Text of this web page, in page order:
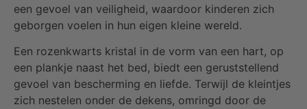
een gevoel van veiligheid, waardoor kinderen zich
geborgen voelen in hun eigen kleine wereld.
Een rozenkwarts kristal in de vorm van een hart, op
een plankje naast het bed, biedt een geruststellend
gevoel van bescherming en liefde. Terwijl de kleintjes
zich nestelen onder de dekens, omringd door de